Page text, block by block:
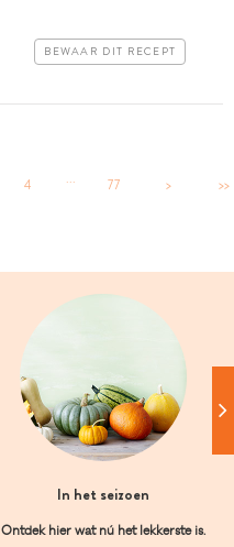
BEWAAR DIT RECEPT
4 ... 77 > >>
In het seizoen
Ontdek hier wat nú het lekkerste is.